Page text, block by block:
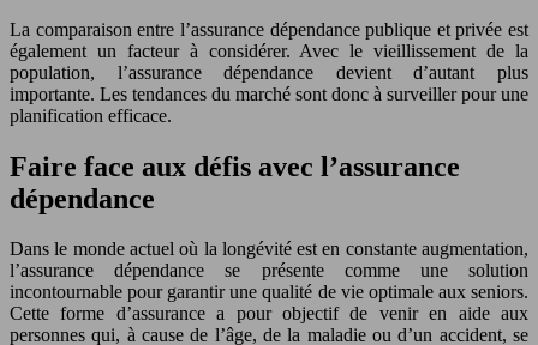
La comparaison entre l’assurance dépendance publique et privée est
également un facteur à considérer. Avec le vieillissement de la
population, l’assurance dépendance devient d’autant plus
importante. Les tendances du marché sont donc à surveiller pour une
planification efficace.
Faire face aux défis avec l’assurance
dépendance
Dans le monde actuel où la longévité est en constante augmentation,
l’assurance dépendance se présente comme une solution
incontournable pour garantir une qualité de vie optimale aux seniors.
Cette forme d’assurance a pour objectif de venir en aide aux
personnes qui, à cause de l’âge, de la maladie ou d’un accident, se